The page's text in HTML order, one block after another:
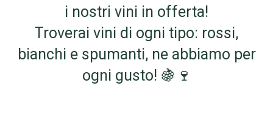
i nostri vini in offerta!
Troverai vini di ogni tipo: rossi,
bianchi e spumanti, ne abbiamo per
ogni gusto! 🍇🍷